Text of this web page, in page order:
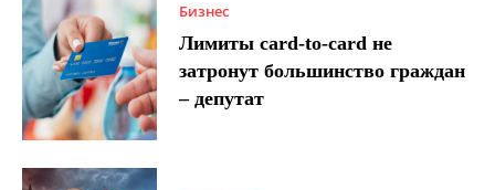
Бизнес
Лимиты card-to-card не
затронут большинство граждан
– депутат